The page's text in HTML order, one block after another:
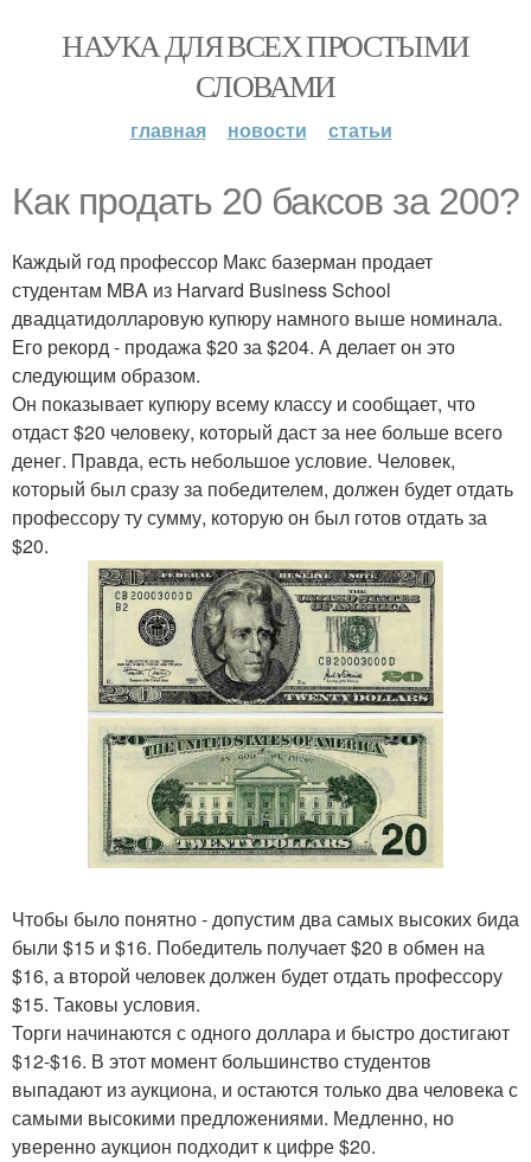
НАУКА ДЛЯ ВСЕХ ПРОСТЫМИ
СЛОВАМИ
главная новости статьи
Как продать 20 баксов за 200?
Каждый год профессор Макс базерман продает
студентам MBA из Harvard Business School
двадцатидолларовую купюру намного выше номинала.
Его рекорд - продажа $20 за $204. А делает он это
следующим образом.
Он показывает купюру всему классу и сообщает, что
отдаст $20 человеку, который даст за нее больше всего
денег. Правда, есть небольшое условие. Человек,
который был сразу за победителем, должен будет отдать
профессору ту сумму, которую он был готов отдать за
$20.
Чтобы было понятно - допустим два самых высоких бида
были $15 и $16. Победитель получает $20 в обмен на
$16, а второй человек должен будет отдать профессору
$15. Таковы условия.
Торги начинаются с одного доллара и быстро достигают
$12-$16. В этот момент большинство студентов
выпадают из аукциона, и остаются только два человека с
самыми высокими предложениями. Медленно, но
уверенно аукцион подходит к цифре $20.